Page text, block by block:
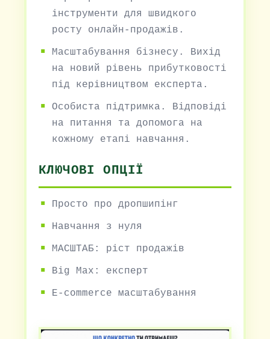
інструменти для швидкого
росту онлайн-продажів.
Масштабування бізнесу. Вихід
на новий рівень прибутковості
під керівництвом експерта.
Особиста підтримка. Відповіді
на питання та допомога на
кожному етапі навчання.
КЛЮЧОВІ ОПЦІЇ
Просто про дропшипінг
Навчання з нуля
МАСШТАБ: ріст продажів
Big Max: експерт
E-commerce масштабування